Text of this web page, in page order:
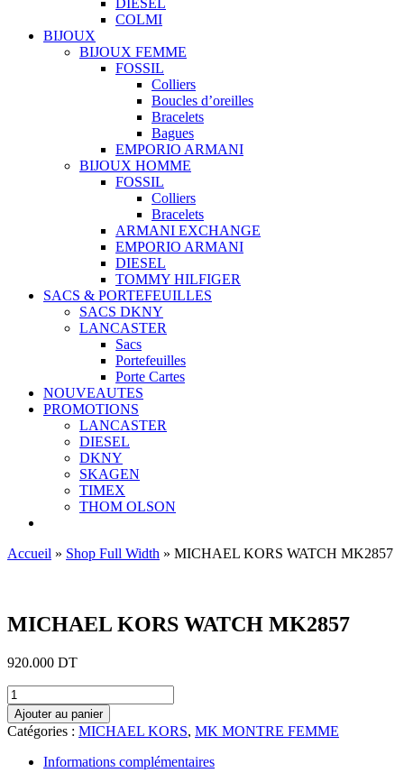
DIESEL
COLMI
BIJOUX
BIJOUX FEMME
FOSSIL
Colliers
Boucles d’oreilles
Bracelets
Bagues
EMPORIO ARMANI
BIJOUX HOMME
FOSSIL
Colliers
Bracelets
ARMANI EXCHANGE
EMPORIO ARMANI
DIESEL
TOMMY HILFIGER
SACS & PORTEFEUILLES
SACS DKNY
LANCASTER
Sacs
Portefeuilles
Porte Cartes
NOUVEAUTES
PROMOTIONS
LANCASTER
DIESEL
DKNY
SKAGEN
TIMEX
THOM OLSON
Accueil » Shop Full Width » MICHAEL KORS WATCH MK2857
MICHAEL KORS WATCH MK2857
920.000 DT
quantité
de
MICHAEL
KORS
WATCH
MK2857
Ajouter au panier
Catégories : MICHAEL KORS, MK MONTRE FEMME
Informations complémentaires